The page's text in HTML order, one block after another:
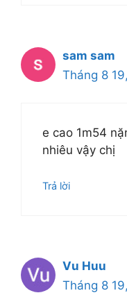
sam sam
Tháng 8
e cao 1m54
nhiêu vậy chị
Trả lời
Vu Huu
Tháng 8